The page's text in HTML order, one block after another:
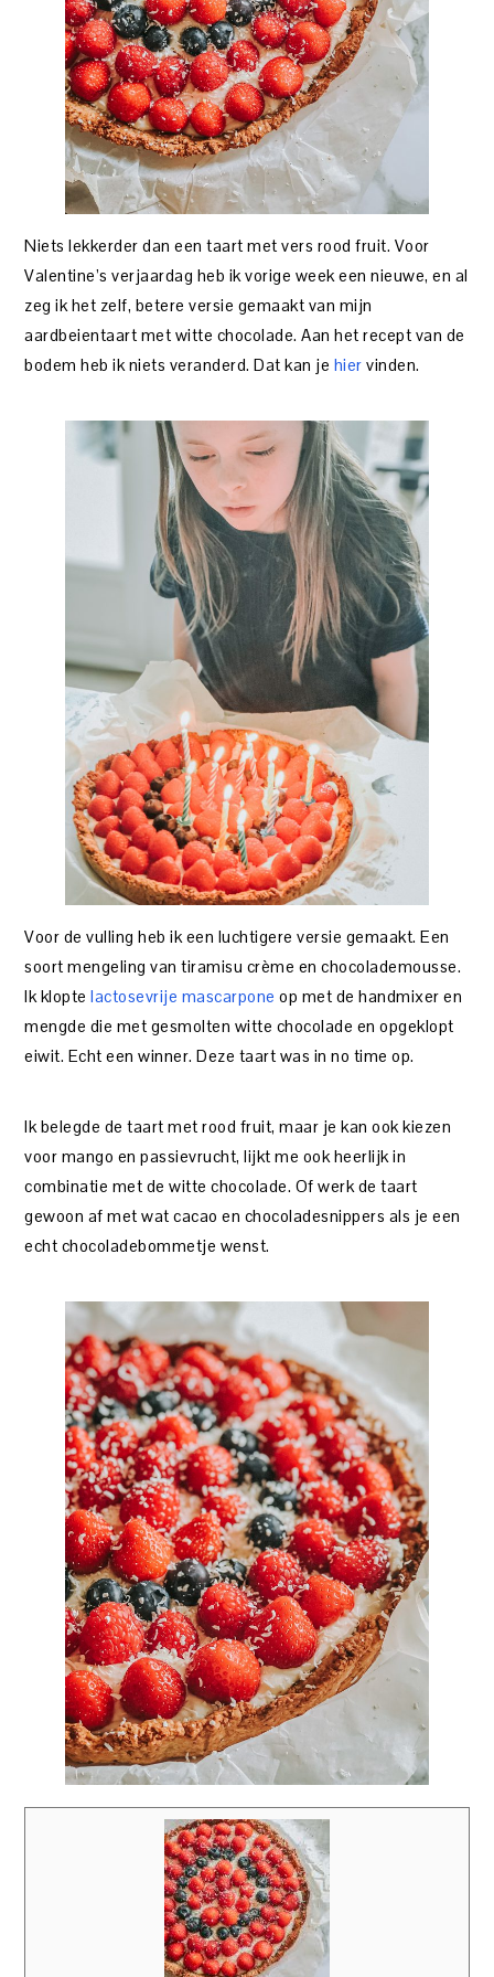
Niets lekkerder dan een taart met vers rood fruit. Voor
Valentine’s verjaardag heb ik vorige week een nieuwe, en al
zeg ik het zelf, betere versie gemaakt van mijn
aardbeientaart met witte chocolade. Aan het recept van de
bodem heb ik niets veranderd. Dat kan je hier vinden.
Voor de vulling heb ik een luchtigere versie gemaakt. Een
soort mengeling van tiramisu crème en chocolademousse.
Ik klopte lactosevrije mascarponeop met de handmixer en
mengde die met gesmolten witte chocolade en opgeklopt
eiwit. Echt een winner. Deze taart was in no time op.
Ik belegde de taart met rood fruit, maar je kan ook kiezen
voor mango en passievrucht, lijkt me ook heerlijk in
combinatie met de witte chocolade. Of werk de taart
gewoon af met wat cacao en chocoladesnippers als je een
echt chocoladebommetje wenst.